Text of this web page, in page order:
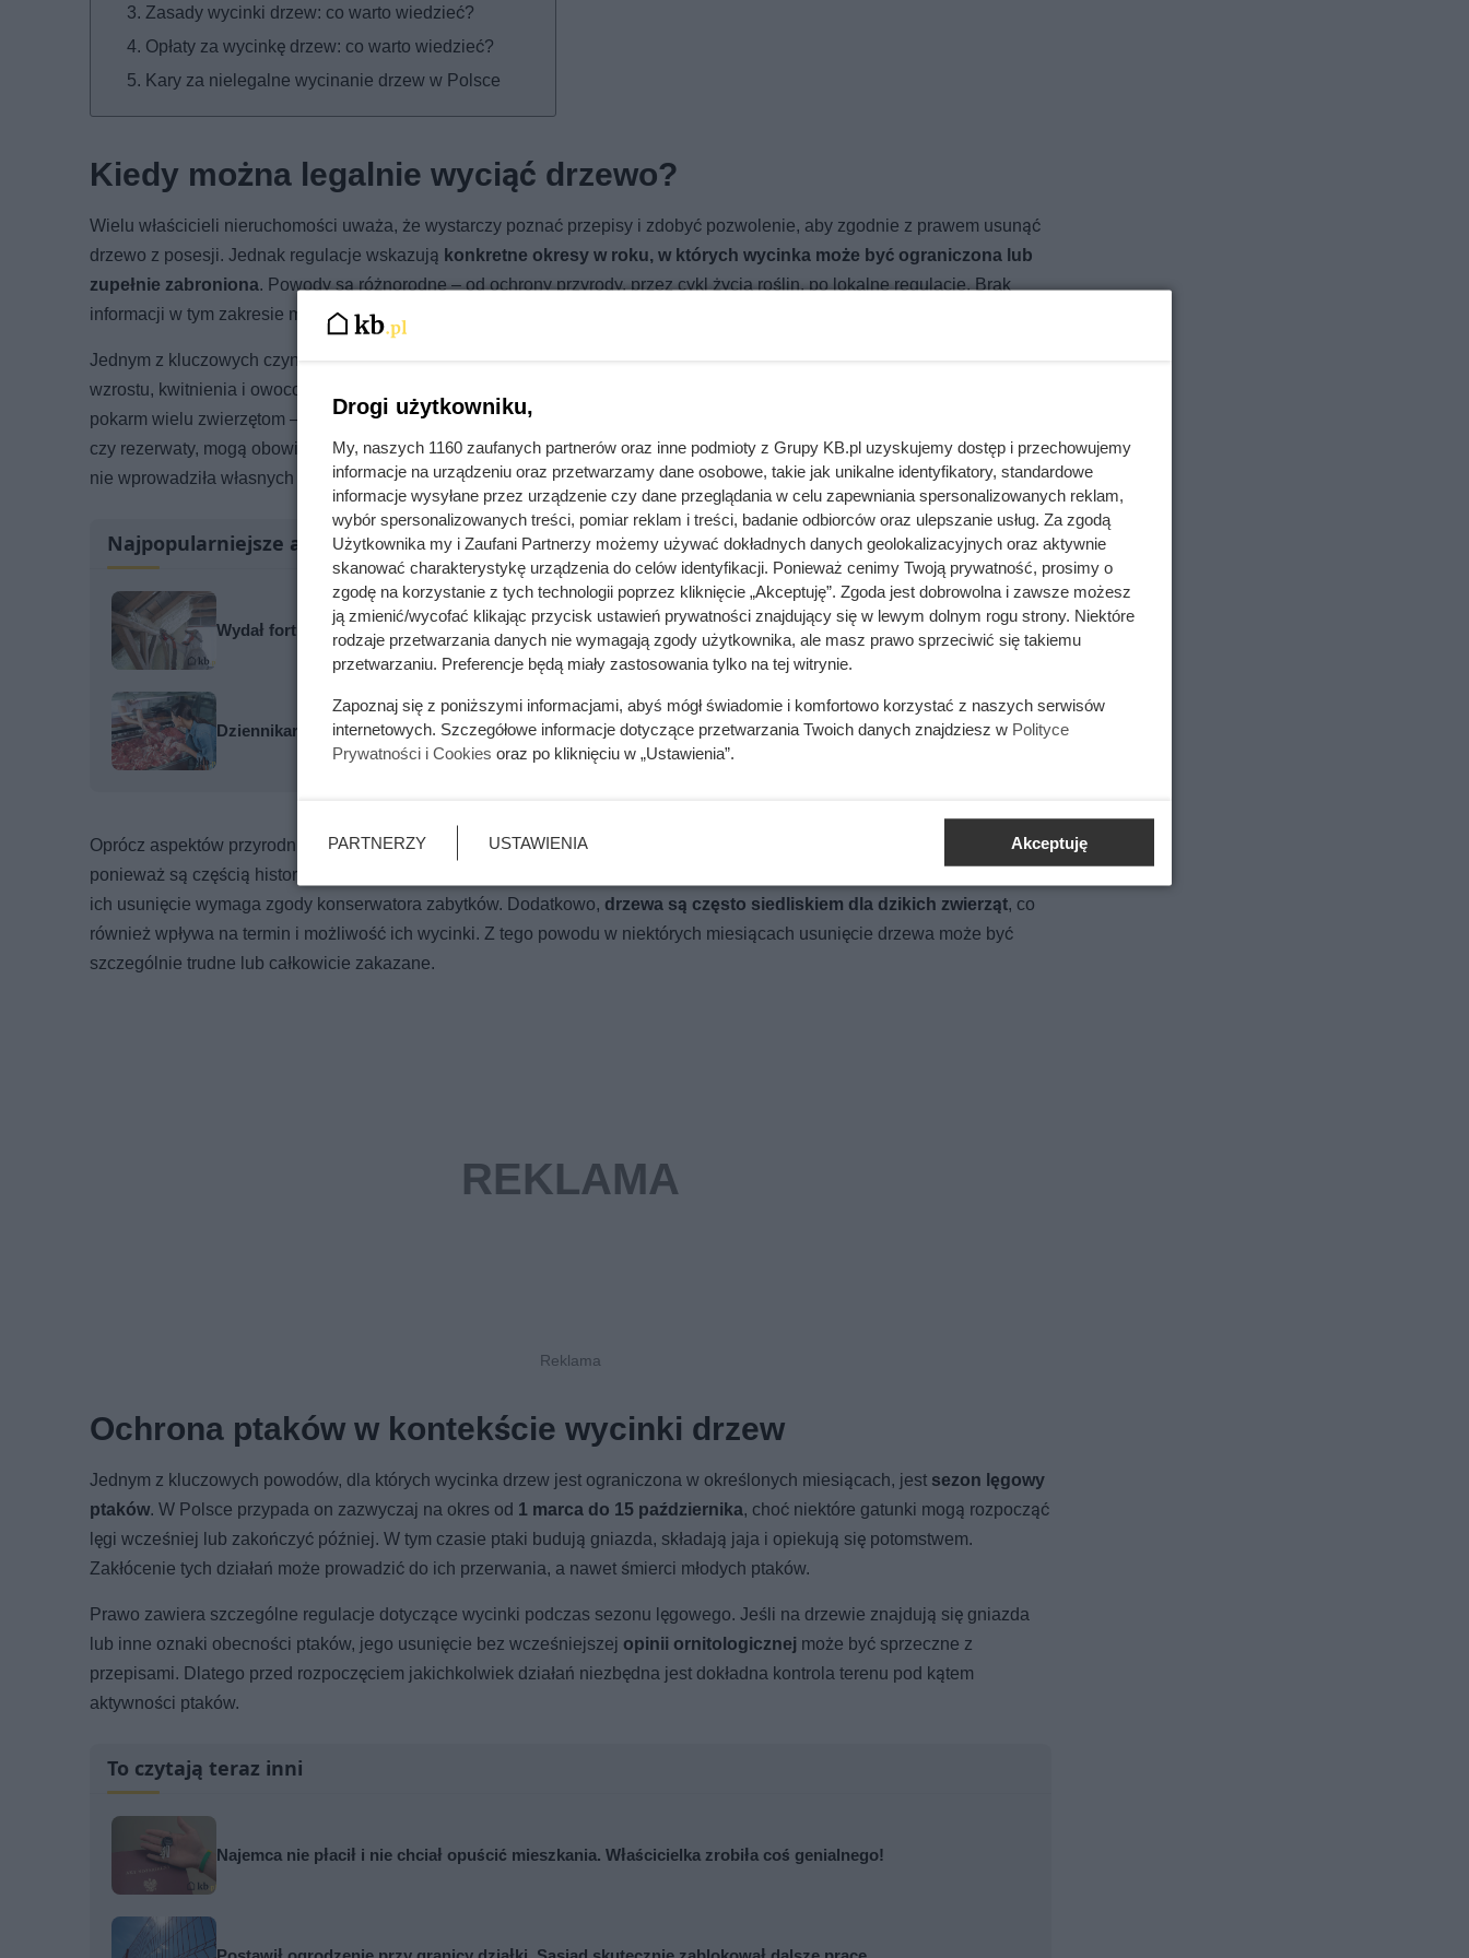
Zasady wycinki drzew: co warto wiedzieć?
Opłaty za wycinkę drzew: co warto wiedzieć?
Kary za nielegalne wycinanie drzew w Polsce
Kiedy można legalnie wyciąć drzewo?
Wielu właścicieli nieruchomości uważa, że wystarczy poznać przepisy i zdobyć pozwolenie, aby zgodnie z prawem usunąć
drzewo z posesji. Jednak regulacje wskazują konkretne okresy w roku, w których wycinka może być ograniczona lub
zupełnie zabroniona. Powody są różnorodne – od ochrony przyrody, przez cykl życia roślin, po lokalne regulacje. Brak
informacji w tym zakresie może prowadzić do surowych kar lub dodatkowych formalności.
Jednym z kluczowych czynników wpływających na możliwość wycinki jest
wzrostu, kwitnienia i owocowania drzew. Wiosną i latem rośliny pełnią także ważną rolę ekologiczną, oferując schronienie i
pokarm wielu zwierzętom – od owadów po małe ssaki. W związku z tym na terenach chronionych, takich jak miejskie parki
czy rezerwaty, mogą obowiązywać przepisy zakazujące wycinki w tym okresie. Warto również upewnić się, czy dana gmina
nie wprowadziła własnych regulacji w tym zakresie.
Najpopularniejsze artykuły
Wydał fortunę na piankę PUR, a latem miał w sypialni 30 stopni. Fachowiec od razu wskazał winnego
Dziennikarze ujawnili pochodzenie mięsa z Dino. Klienci zaskoczeni
Oprócz aspektów przyrodniczych ważne są także wartości krajobrazowe i historyczne. Niektóre drzewa są chronione,
ponieważ są częścią historycznych układów parkowych lub pełnią istotną rolę w lokalnym krajobrazie. W takich przypadkach
ich usunięcie wymaga zgody konserwatora zabytków. Dodatkowo, drzewa są często siedliskiem dla dzikich zwierząt, co
również wpływa na termin i możliwość ich wycinki. Z tego powodu w niektórych miesiącach usunięcie drzewa może być
szczególnie trudne lub całkowicie zakazane.
Ochrona ptaków w kontekście wycinki drzew
Jednym z kluczowych powodów, dla których wycinka drzew jest ograniczona w określonych miesiącach, jest sezon lęgowy
ptaków. W Polsce przypada on zazwyczaj na okres od 1 marca do 15 października, choć niektóre gatunki mogą rozpocząć
lęgi wcześniej lub zakończyć później. W tym czasie ptaki budują gniazda, składają jaja i opiekują się potomstwem.
Zakłócenie tych działań może prowadzić do ich przerwania, a nawet śmierci młodych ptaków.
Prawo zawiera szczególne regulacje dotyczące wycinki podczas sezonu lęgowego. Jeśli na drzewie znajdują się gniazda
lub inne oznaki obecności ptaków, jego usunięcie bez wcześniejszej opinii ornitologicznej może być sprzeczne z
przepisami. Dlatego przed rozpoczęciem jakichkolwiek działań niezbędna jest dokładna kontrola terenu pod kątem
aktywności ptaków.
To czytają teraz inni
Najemca nie płacił i nie chciał opuścić mieszkania. Właścicielka zrobiła coś genialnego!
Drogi użytkowniku,
My, naszych 1160 zaufanych partnerów oraz inne podmioty z Grupy KB.pl uzyskujemy dostęp i przechowujemy
informacje na urządzeniu oraz przetwarzamy dane osobowe, takie jak unikalne identyfikatory, standardowe
informacje wysyłane przez urządzenie czy dane przeglądania w celu zapewniania spersonalizowanych reklam,
wybór spersonalizowanych treści, pomiar reklam i treści, badanie odbiorców oraz ulepszanie usług. Za zgodą
Użytkownika my i Zaufani Partnerzy możemy używać dokładnych danych geolokalizacyjnych oraz aktywnie
skanować charakterystykę urządzenia do celów identyfikacji. Ponieważ cenimy Twoją prywatność, prosimy o
zgodę na korzystanie z tych technologii poprzez kliknięcie „Akceptuję”. Zgoda jest dobrowolna i zawsze możesz
ją zmienić/wycofać klikając przycisk ustawień prywatności znajdujący się w lewym dolnym rogu strony. Niektóre
rodzaje przetwarzania danych nie wymagają zgody użytkownika, ale masz prawo sprzeciwić się takiemu
przetwarzaniu. Preferencje będą miały zastosowania tylko na tej witrynie.
Zapoznaj się z poniższymi informacjami, abyś mógł świadomie i komfortowo korzystać z naszych serwisów
internetowych. Szczegółowe informacje dotyczące przetwarzania Twoich danych znajdziesz w Polityce
Prywatności i Cookies oraz po kliknięciu w „Ustawienia”.
PARTNERZY USTAWIENIA Akceptuję